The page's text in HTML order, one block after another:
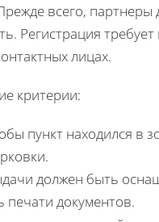
всего, партнеры
Регистрация
лицах.
критерии:
пункт находился в
должен быть
печати документов.